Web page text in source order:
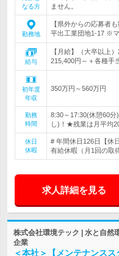
なる方
ません。
勤務地
【県外からの応募者
平出工業団地1-17 ※
給与
【月給】（大卒以上
215,400円～＋各種手
初年度
年収
350万円～560万円
勤務
時間
8:30～17:30(休憩60
し)！★残業は月平均
休日
休暇
# 年間休日126日【休
有給休暇（月1回の取
求人詳細を見る
株式会社環境テック | 水と自然
企業
＜本社＞【メンテナンス